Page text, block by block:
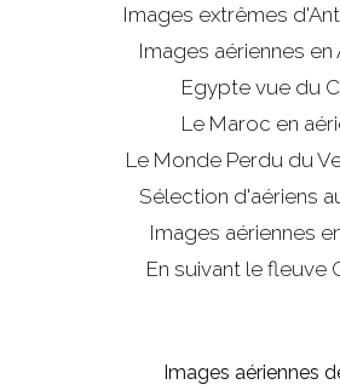
Images extrêmes d'
Images aériennes en
Egypte vue du
Le Maroc en
Le Monde Perdu du
Sélection d'aériens
Images aériennes
En suivant le fleuve
Images aériennes